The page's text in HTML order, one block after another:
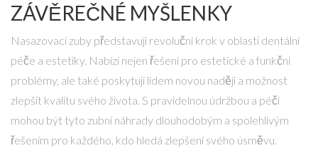
ZÁVĚREČNÉ MYŠLENKY
Nasazovací zuby představují revoluční krok v oblasti dentální
péče a estetiky. Nabízí nejen řešení pro estetické a funkční
problémy, ale také poskytují lidem novou naději a možnost
zlepšit kvalitu svého života. S pravidelnou údržbou a péčí
mohou být tyto zubní náhrady dlouhodobým a spolehlivým
řešením pro každého, kdo hledá zlepšení svého úsměvu.